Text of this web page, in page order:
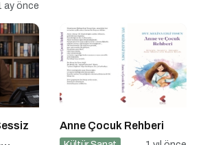
ay önce
Anne Çocuk Rehberi